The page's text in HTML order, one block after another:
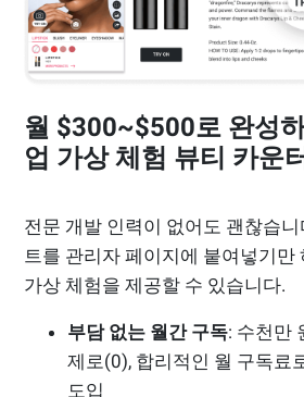
월 $300~$500로 완성
업 가상 체험 뷰티 카운터
전문 개발 인력이 없어도 괜찮습
트를 관리자 페이지에 붙여넣기만
가상 체험을 제공할 수 있습니다.
부담 없는 월간 구독: 수천만
제로(0), 합리적인 월 구독료
도입